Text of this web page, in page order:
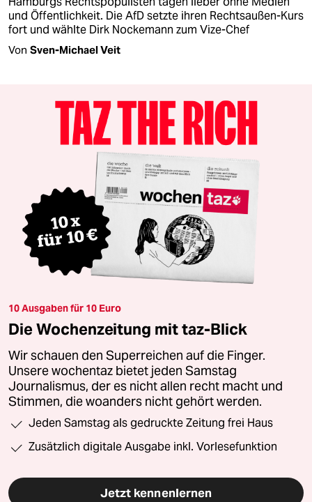
und Öffentlichkeit. Die AfD setzte ihren Rechtsaußen-Kurs
fort und wählte Dirk Nockemann zum Vize-Chef
Von Sven-Michael Veit
10 Ausgaben für 10 Euro
Die Wochenzeitung mit taz-Blick
Wir schauen den Superreichen auf die Finger.
Unsere wochentaz bietet jeden Samstag
Journalismus, der es nicht allen recht macht und
Stimmen, die woanders nicht gehört werden.
Jeden Samstag als gedruckte Zeitung frei Haus
Zusätzlich digitale Ausgabe inkl. Vorlesefunktion
Jetzt kennenlernen